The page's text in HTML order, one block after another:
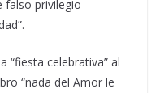
falso privilegio
“fiesta celebrativa” al
“nada del Amor le